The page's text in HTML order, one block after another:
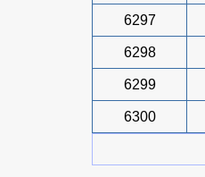
6297
6298
6299
6300